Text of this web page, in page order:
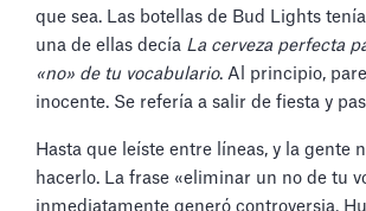
que sea. Las botellas de Bud Lights
una de ellas decía La cerveza perfecta
«no» de tu vocabulario. Al principio,
inocente. Se refería a salir de fiesta y
Hasta que leíste entre líneas, y la gente
hacerlo. La frase «eliminar un no de tu
inmediatamente generó controversia.